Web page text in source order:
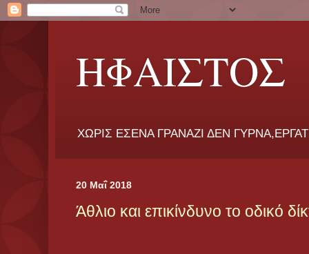
ΗΦΑΙΣΤΟΣ
ΧΩΡΙΣ ΕΣΕΝΑ ΓΡΑΝΑΖΙ ΔΕΝ
20 Μαΐ 2018
Άθλιο και επικίνδυνο το οδικό